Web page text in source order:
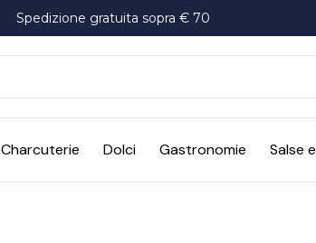
Spedizione gratuita sopra € 70
Charcuterie Dolci Gastronomie Salse